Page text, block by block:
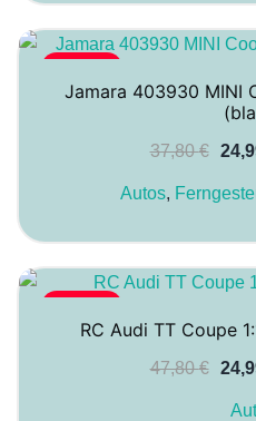
Jamara 403930 MINI
37,80€
war:
Autos,
RC Audi TT Coupe
47,80€